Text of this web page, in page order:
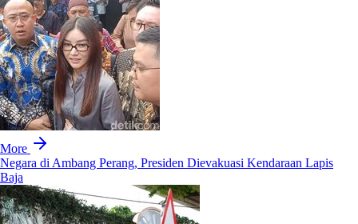
More
Negara di Ambang Perang, Presiden Dievakuasi Kendaraan Lapis
Baja